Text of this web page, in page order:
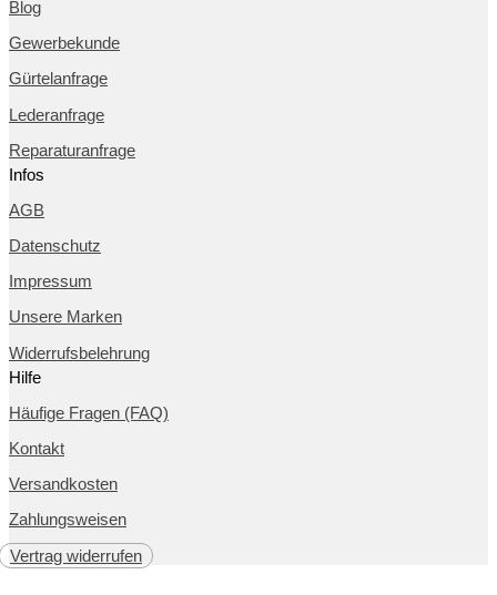
Blog
Gewerbekunde
Gürtelanfrage
Lederanfrage
Reparaturanfrage
Infos
AGB
Datenschutz
Impressum
Unsere Marken
Widerrufsbelehrung
Hilfe
Häufige Fragen (FAQ)
Kontakt
Versandkosten
Zahlungsweisen
Vertrag widerrufen